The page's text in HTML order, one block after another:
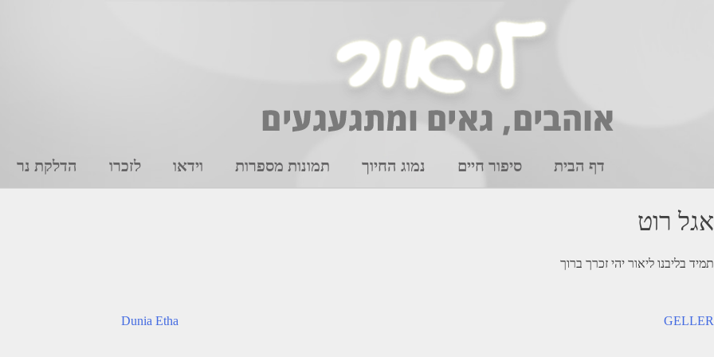
דף הבית סיפור חיים נמוג החיוך תמונות מספרות וידאו לזכרו הדלקת נר
אגל רוט
תמיד בליבנו ליאור יהי זכרך ברוך
ניווט Dunia Etha GELLER